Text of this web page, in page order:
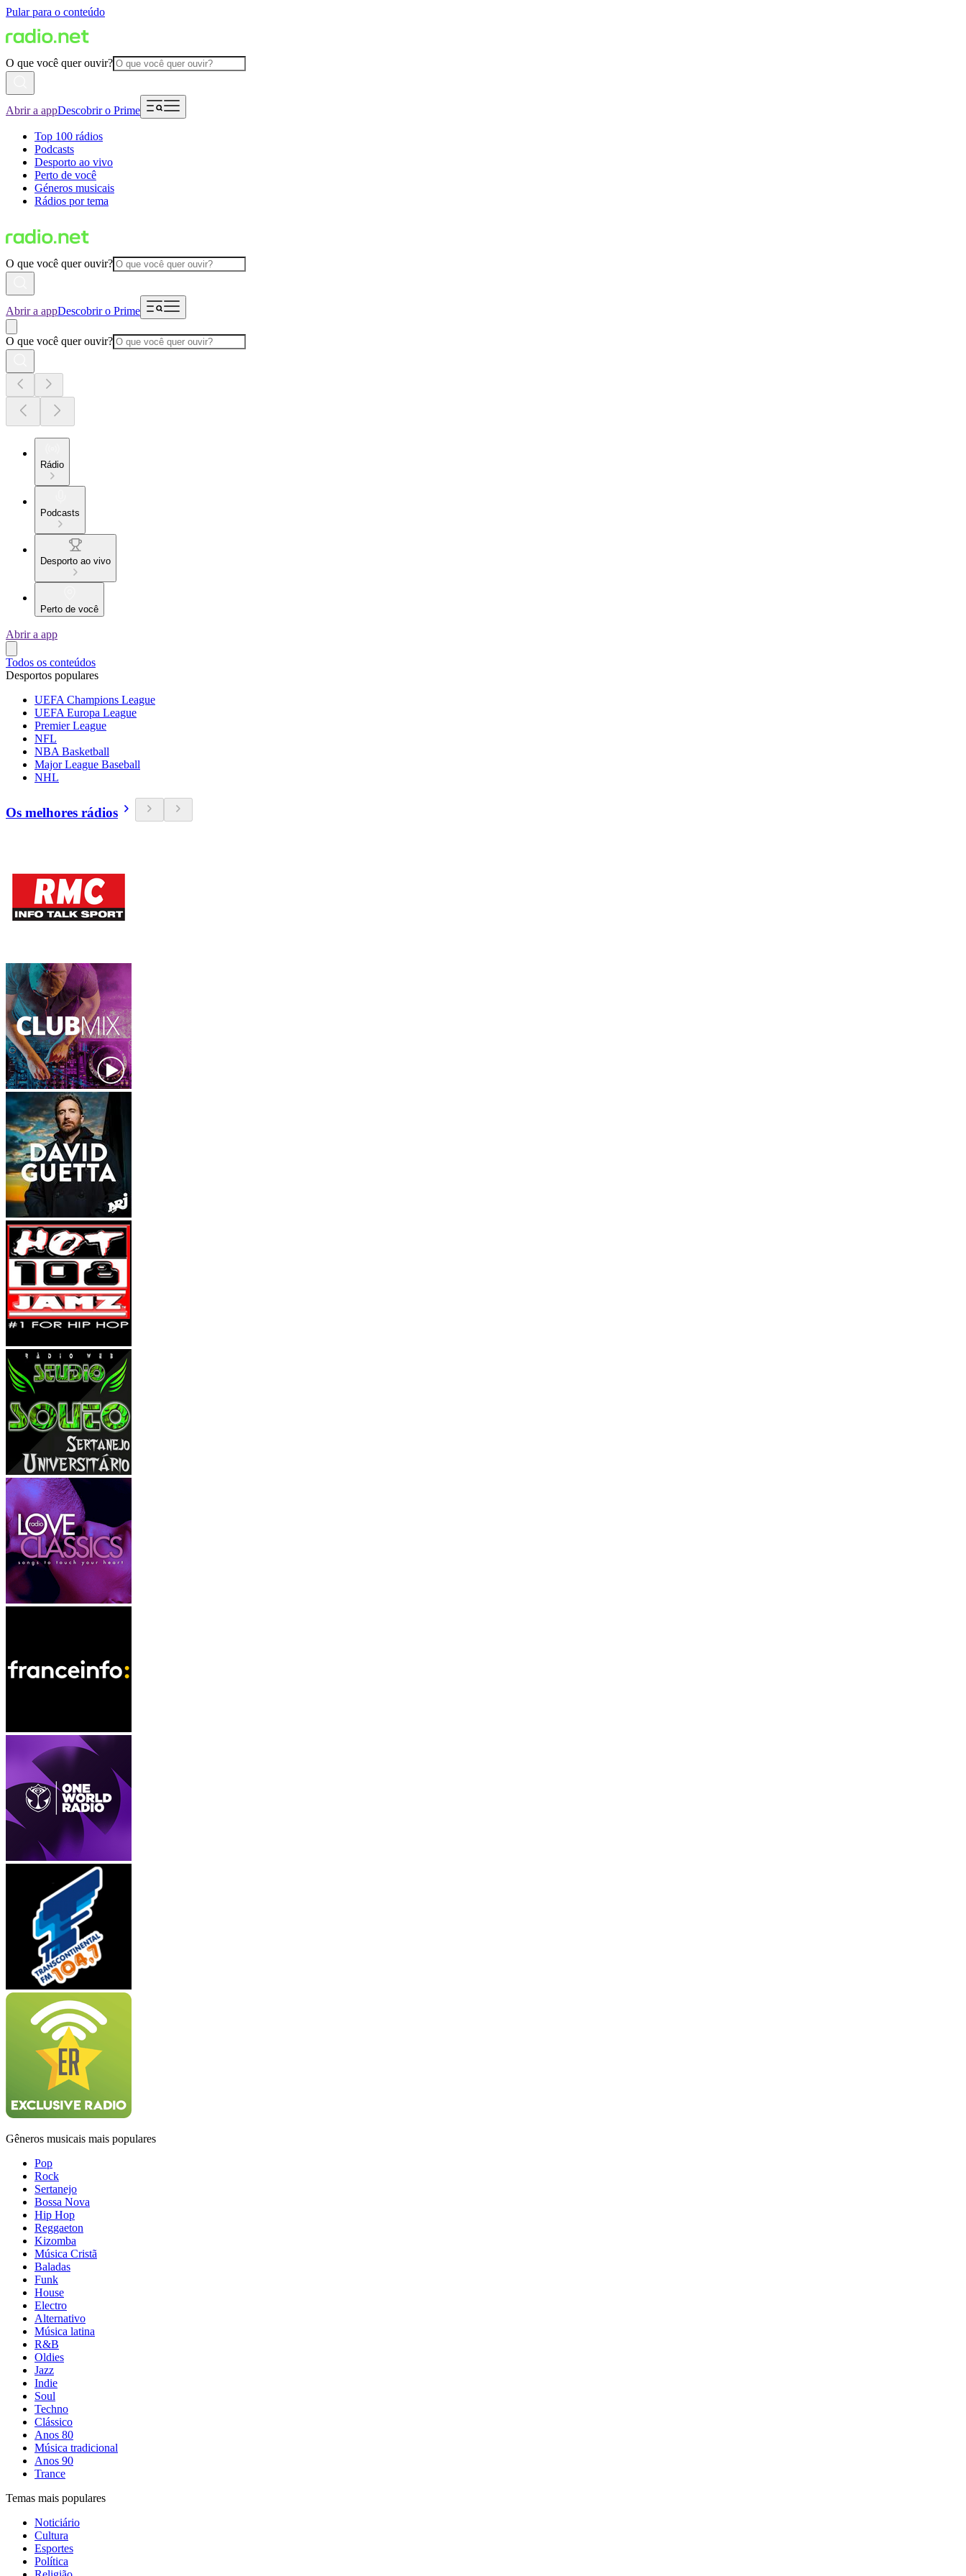
Pular para o conteúdo
O que você quer ouvir?
Abrir a appDescobrir o Prime
Top 100 rádios
Podcasts
Desporto ao vivo
Perto de você
Géneros musicais
Rádios por tema
O que você quer ouvir?
Abrir a appDescobrir o Prime
O que você quer ouvir?
Rádio
Podcasts
Desporto ao vivo
Perto de você
Abrir a app
Todos os conteúdos
Desportos populares
UEFA Champions League
UEFA Europa League
Premier League
NFL
NBA Basketball
Major League Baseball
NHL
Os melhores rádios
Gêneros musicais mais populares
Pop
Rock
Sertanejo
Bossa Nova
Hip Hop
Reggaeton
Kizomba
Música Cristã
Baladas
Funk
House
Electro
Alternativo
Música latina
R&B
Oldies
Jazz
Indie
Soul
Techno
Clássico
Anos 80
Música tradicional
Anos 90
Trance
Temas mais populares
Noticiário
Cultura
Esportes
Política